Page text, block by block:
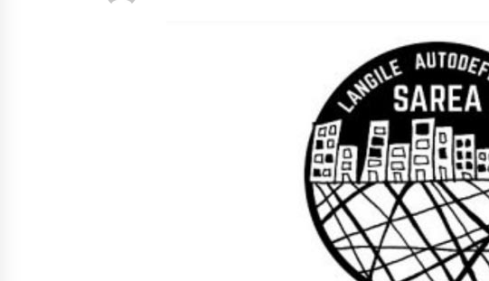
POTTO: San Pedro jaietako bertso-
Auritz Iñurrietaren margoak
ikusgai Uribitarte40 aretoan